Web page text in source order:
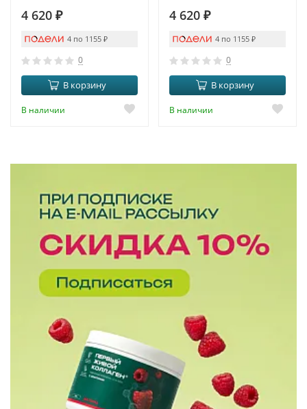
4 620 ₽
4 по 1155 ₽
0
В корзину
В наличии
4 620 ₽
4 по 1155 ₽
0
В корзину
В наличии